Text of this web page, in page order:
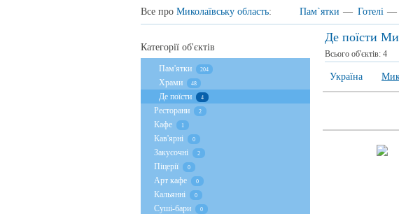
Все про Миколаївську область: Пам`ятки — Готелі —
Де поїсти
Всього об'єктів: 4
Україна
Категорії об'єктів
Пам'ятки 204
Храми 48
Де поїсти 4
Ресторани 2
Кафе 1
Кав'ярні 0
Закусочні 2
Піцерії 0
Арт кафе 0
Кальянні 0
Суші-бари 0